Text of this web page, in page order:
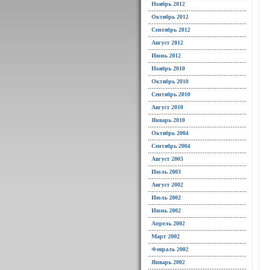
Ноябрь 2012
Октябрь 2012
Сентябрь 2012
Август 2012
Июнь 2012
Ноябрь 2010
Октябрь 2010
Сентябрь 2010
Август 2010
Январь 2010
Октябрь 2004
Сентябрь 2004
Август 2003
Июль 2003
Август 2002
Июль 2002
Июнь 2002
Апрель 2002
Март 2002
Февраль 2002
Январь 2002